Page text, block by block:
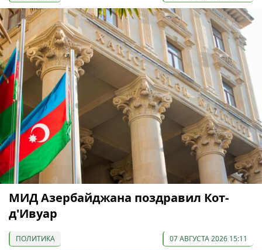
МИД Азербайджана поздравил Кот-
д'Ивуар
ПОЛИТИКА 07 АВГУСТА 2026 15:11